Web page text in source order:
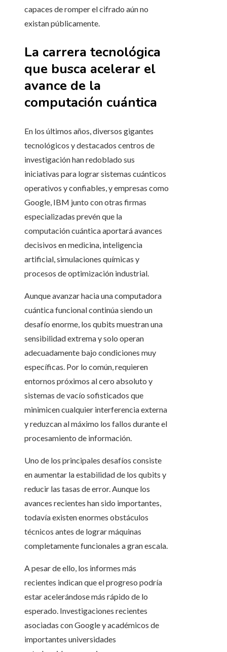
capaces de romper el cifrado aún no
existan públicamente.
La carrera tecnológica
que busca acelerar el
avance de la
computación cuántica
En los últimos años, diversos gigantes
tecnológicos y destacados centros de
investigación han redoblado sus
iniciativas para lograr sistemas cuánticos
operativos y confiables, y empresas como
Google, IBM junto con otras firmas
especializadas prevén que la
computación cuántica aportará avances
decisivos en medicina, inteligencia
artificial, simulaciones químicas y
procesos de optimización industrial.
Aunque avanzar hacia una computadora
cuántica funcional continúa siendo un
desafío enorme, los qubits muestran una
sensibilidad extrema y solo operan
adecuadamente bajo condiciones muy
específicas. Por lo común, requieren
entornos próximos al cero absoluto y
sistemas de vacío sofisticados que
minimicen cualquier interferencia externa
y reduzcan al máximo los fallos durante el
procesamiento de información.
Uno de los principales desafíos consiste
en aumentar la estabilidad de los qubits y
reducir las tasas de error. Aunque los
avances recientes han sido importantes,
todavía existen enormes obstáculos
técnicos antes de lograr máquinas
completamente funcionales a gran escala.
A pesar de ello, los informes más
recientes indican que el progreso podría
estar acelerándose más rápido de lo
esperado. Investigaciones recientes
asociadas con Google y académicos de
importantes universidades